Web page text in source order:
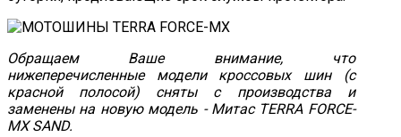
Обращаем Ваше внимание, что
нижеперечисленные модели кроссовых шин (с
красной полосой) сняты с производства и
заменены на новую модель - Митас TERRA FORCE-
MX SAND.